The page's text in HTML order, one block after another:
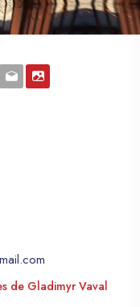
de Gladimyr Vaval